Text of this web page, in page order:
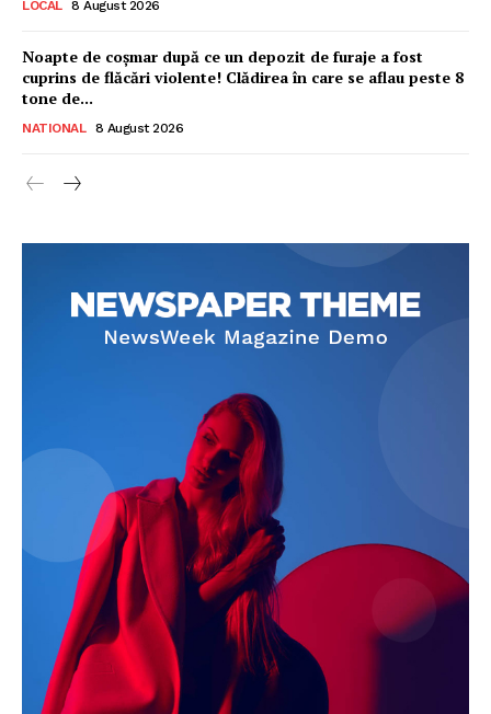
LOCAL 8 August 2026
Noapte de coșmar după ce un depozit de furaje a fost
cuprins de flăcări violente! Clădirea în care se aflau peste 8
tone de...
NATIONAL 8 August 2026